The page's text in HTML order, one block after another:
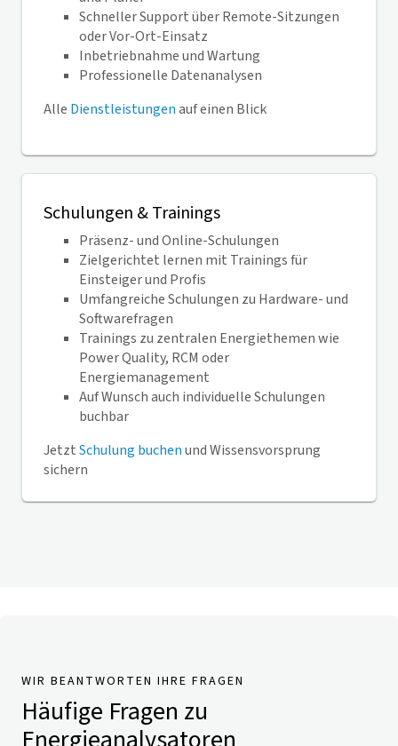
Schneller Support über Remote-Sitzungen
oder Vor-Ort-Einsatz
Inbetriebnahme und Wartung
Professionelle Datenanalysen
Alle Dienstleistungenauf einen Blick
Schulungen & Trainings
Präsenz- und Online-Schulungen
Zielgerichtet lernen mit Trainings für
Einsteiger und Profis
Umfangreiche Schulungen zu Hardware- und
Softwarefragen
Trainings zu zentralen Energiethemen wie
Power Quality, RCM oder
Energiemanagement
Auf Wunsch auch individuelle Schulungen
buchbar
JetztSchulung buchenund Wissensvorsprung
sichern
WIR BEANTWORTEN IHRE FRAGEN
Häufige Fragen zu